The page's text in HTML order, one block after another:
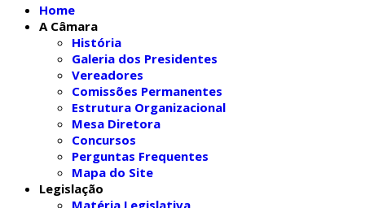
Home
A Câmara
História
Galeria dos Presidentes
Vereadores
Comissões Permanentes
Estrutura Organizacional
Mesa Diretora
Concursos
Perguntas Frequentes
Mapa do Site
Legislação
Matéria Legislativa